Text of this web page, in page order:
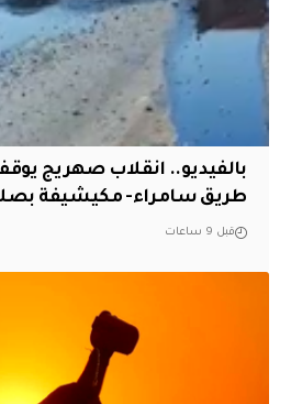
بالفيديو.. انقلاب صهريج
طريق سامراء- مكيشيفة
قبل 9 ساعات